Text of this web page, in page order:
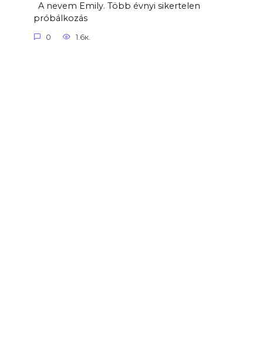
A nevem Emily. Több évnyi sikertelen
próbálkozás
0 1.6к.